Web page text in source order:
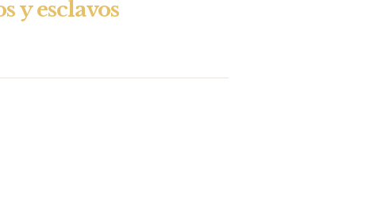
y esclavos